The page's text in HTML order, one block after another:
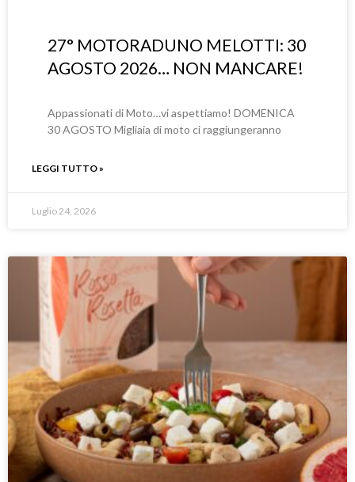
27° MOTORADUNO MELOTTI: 30
AGOSTO 2026… NON MANCARE!
Appassionati di Moto…vi aspettiamo! DOMENICA
30 AGOSTO Migliaia di moto ci raggiungeranno
LEGGI TUTTO »
Luglio 24, 2026